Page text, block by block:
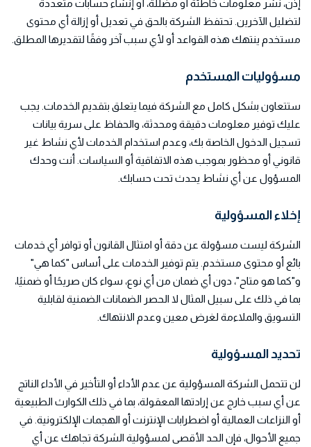
إذن، نشر معلومات خاطئة أو مضللة، أو إنشاء حسابات متعددة
لتضليل الآخرين. تحتفظ الشركة بالحق في تعديل أو إزالة أي محتوى
مستخدم ينتهك هذه القواعد أو لأي سبب آخر وفقًا لتقديرها المطلق.
مسؤوليات المستخدم
ستتعاون بشكل كامل مع الشركة فيما يتعلق بتقديم الخدمات. يجب
عليك توفير معلومات دقيقة ومحدثة، والحفاظ على سرية بيانات
تسجيل الدخول الخاصة بك، وعدم استخدام الخدمات لأي نشاط غير
قانوني أو محظور بموجب هذه الاتفاقية أو السياسات. أنت وحدك
المسؤول عن أي نشاط يحدث تحت حسابك.
إخلاء المسؤولية
الشركة ليست مسؤولة عن دقة أو امتثال القانون أو توافر أي خدمات
بائع أو محتوى مستخدم. يتم توفير الخدمات على أساس "كما هي"
و"كما هو متاح"، دون أي ضمان من أي نوع، سواء كان صريحًا أو ضمنيًا،
بما في ذلك على سبيل المثال لا الحصر الضمانات الضمنية لقابلية
التسويق والملاءمة لغرض معين وعدم الانتهاك.
تحديد المسؤولية
لن تتحمل الشركة المسؤولية عن عدم الأداء أو التأخير في الأداء الناتج
عن أي سبب خارج عن إرادتها المعقولة، بما في ذلك الكوارث الطبيعية
أو النزاعات العمالية أو اضطرابات الإنترنت أو الهجمات الإلكترونية. في
جميع الأحوال، فإن الحد الأقصى لمسؤولية الشركة تجاهك عن أي